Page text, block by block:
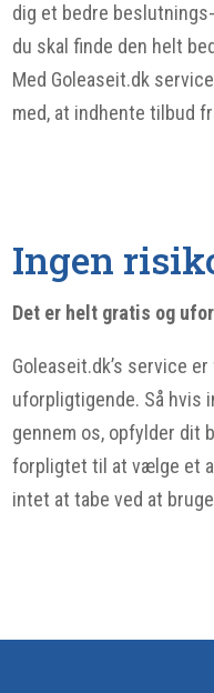
dig et bedre
du skal finde den helt
Med Goleaseit.dk
med, at indhente tilbud
Ingen
Det er helt gratis og
Goleaseit.dk’s service
uforpligtigende. Så hvis
gennem os, opfylder dit
forpligtet til at vælge et
intet at tabe ved at